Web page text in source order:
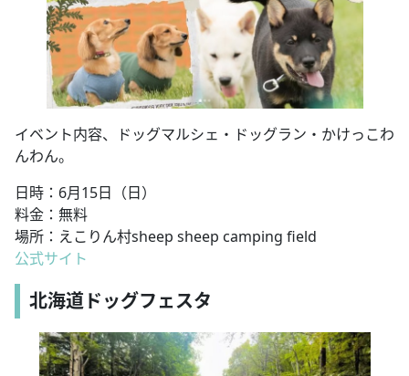
イベント内容、ドッグマルシェ・ドッグラン・かけっこわ
んわん。
日時：6月15日（日）
料金：無料
場所：えこりん村sheep sheep camping field
公式サイト
北海道ドッグフェスタ